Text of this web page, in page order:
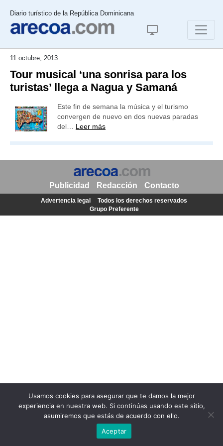
Diario turístico de la República Dominicana
11 octubre, 2013
Tour musical ‘una sonrisa para los
turistas’ llega a Nagua y Samaná
Este fin de semana la música y el turismo
convergen de nuevo en dos nuevas paradas
del… Leer más
Usamos cookies para asegurar que te damos la mejor
experiencia en nuestra web. Si continúas usando este sitio,
asumiremos que estás de acuerdo con ello.
Aceptar
Publicidad Redacción Contacto
Advertencia legal
Todos los derechos reservados
Grupo Preferente